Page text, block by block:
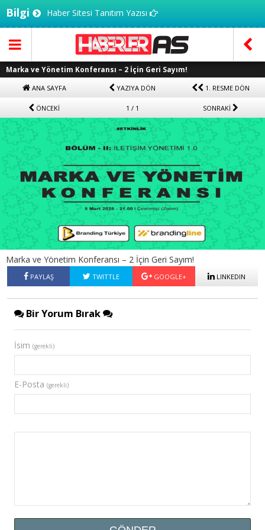
Bilgi Haber Sitesi Tanıtım Yazısı
Marka ve Yönetim Konferansı – 2 İçin Geri Sayım!
ANA SAYFA YAZIYA DÖN 1. RESME DÖN
ÖNCEKİ 1 / 1 SONRAKİ
Marka ve Yönetim Konferansı – 2 İçin Geri Sayım!
PAYLAŞ TWITTLE GOOGLE+ LINKEDIN
Bir Yorum Bırak
İsim (gerekli)
E-Posta (gerekli)